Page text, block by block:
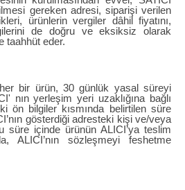
gereken adresi, siparişi verilen
ürünlerin vergiler dâhil fiyatını,
de doğru ve eksiksiz olarak
taahhüt eder.
bir ürün, 30 günlük yasal süreyi
nın yerleşim yeri uzaklığına bağlı
ön bilgiler kısmında belirtilen süre
gösterdiği adresteki kişi ve/veya
süre içinde ürünün ALICI’ya teslim
ALICI’nın sözleşmeyi feshetme